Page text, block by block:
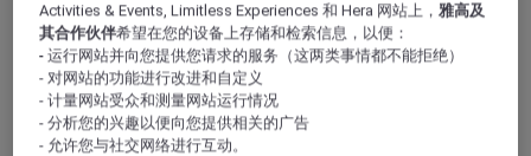
阿雅克肖, 法国
Activities & Events, Limitless Experiences 和 Hera 网站上，雅高及
其合作伙伴希望在您的设备上存储和检索信息，以便：
- 运行网站并向您提供您请求的服务（这两类事情都不能拒绝）
- 对网站的功能进行改进和自定义
- 计量网站受众和测量网站运行情况
- 分析您的兴趣以便向您提供相关的广告
- 允许您与社交网络进行互动。